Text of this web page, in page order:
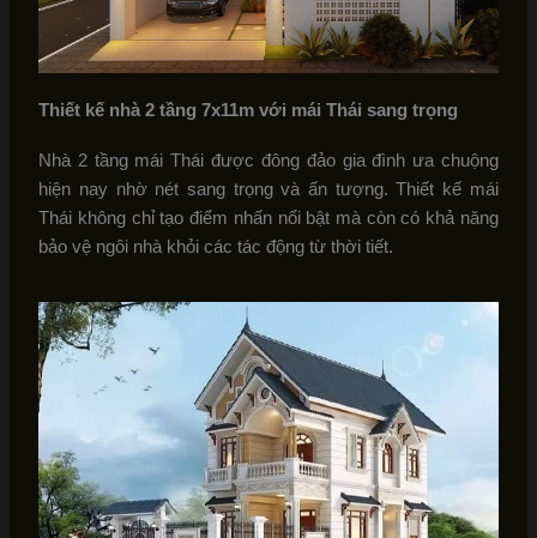
Thiết kế nhà 2 tầng 7x11m với mái Thái sang trọng
Nhà 2 tầng mái Thái được đông đảo gia đình ưa chuộng
hiện nay nhờ nét sang trọng và ấn tượng. Thiết kế mái
Thái không chỉ tạo điểm nhấn nổi bật mà còn có khả năng
bảo vệ ngôi nhà khỏi các tác động từ thời tiết.